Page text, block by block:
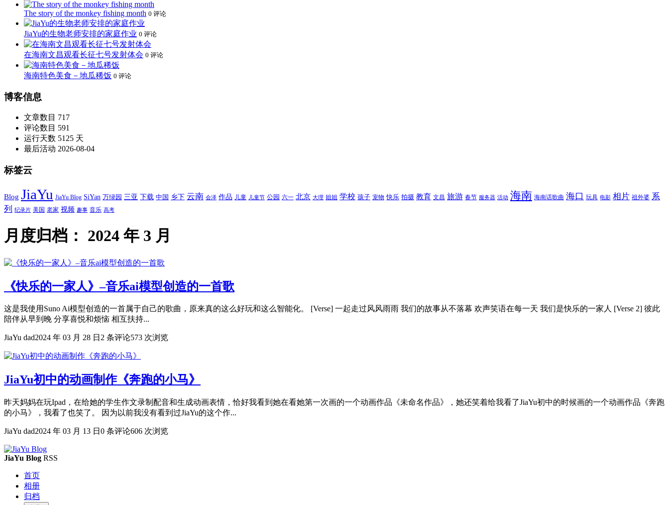
The story of the monkey fishing month 0 评论
JiaYu的生物老师安排的家庭作业 0 评论
在海南文昌观看长征七号发射体会 0 评论
海南特色美食－地瓜稀饭 0 评论
博客信息
文章数目 717
评论数目 591
运行天数 5125 天
最后活动 2026-08-04
标签云
Blog JiaYu JiaYu Blog SiYan 万绿园 三亚 下载 中国 乡下 云南 会泽 作品 儿童 儿童节 公园 六一 北京 大理 姐姐 学校 孩子 宠物 快乐 拍摄 教育 文昌 旅游 春节 服务器 活动 海南 海南话歌曲 海口 玩具 电影 相片 祖外婆 系
列
纪录片 美国 老家 视频 趣事 音乐 高考
月度归档： 2024 年 3 月
《快乐的一家人》–音乐ai模型创造的一首歌
这是我使用Suno Ai模型创造的一首属于自己的歌曲，原来真的这么好玩和这么智能化。 [Verse] 一起走过风风雨雨 我们的故事从不落幕 欢声笑语在每一天 我们是快乐的一家人 [Verse 2] 彼此
陪伴从早到晚 分享喜悦和烦恼 相互扶持...
JiaYu dad2024 年 03 月 28 日 2 条评论573 次浏览
JiaYu初中的动画制作《奔跑的小马》
昨天妈妈在玩Ipad，在给她的学生作文录制配音和生成动画表情，恰好我看到她在看她第一次画的一个动画作品《未命名作品》，她还笑着给我看了JiaYu初中的时候画的一个动画作品《奔跑
的小马》，我看了也笑了。 因为以前我没有看到过JiaYu的这个作...
JiaYu dad2024 年 03 月 13 日 0 条评论606 次浏览
JiaYu Blog RSS
首页
相册
归档